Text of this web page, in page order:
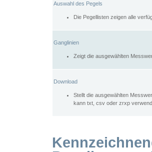
Auswahl des Pegels
Die Pegellisten zeigen alle
Ganglinien
Zeigt die ausgewählten
Download
Stellt die ausgewählten
kann txt, csv oder zrxp